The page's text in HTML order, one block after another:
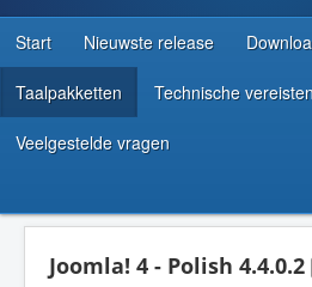
ONTWIKKELAARSBRONNEN
Start Nieuwste release
Taalpakketten Technische
Veelgestelde vragen
Joomla! 4 - Polish 4.4.0.2